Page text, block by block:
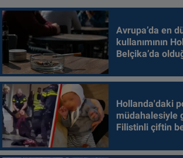
Avrupa’da en
kullanımının
Belçika’da
Hollanda'daki
müdahalesiyle
Filistinli çiftin